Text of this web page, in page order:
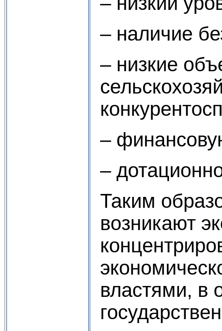
– наличие
– низкие
–
–
Таким
возникают
властями, в